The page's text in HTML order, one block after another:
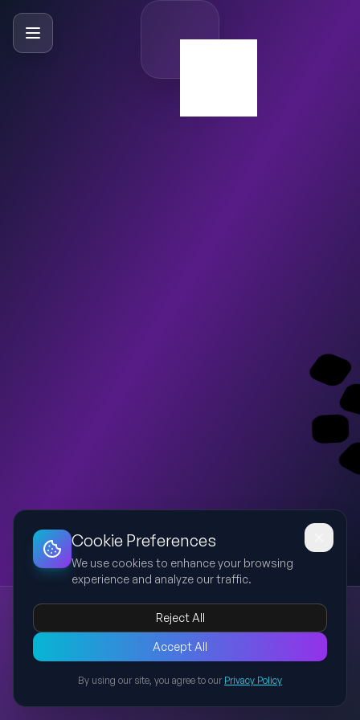
Edit
Defesa da Monografia - Stela Lauter
monografia Administração Pública acesso à informação
Preview de apresentação sofisticada para defesa de
monografia com esquema de cores verde e dourado inspirado
na Universidade Licungo, animações discretas, notas do
apresentador para versão completa.
Cookie Preferences
We use cookies to enhance your browsing
experience and analyze our traffic.
Reject All
Accept All
By using our site, you agree to our Privacy Policy